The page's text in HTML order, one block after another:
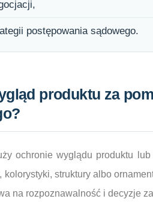
postępowania sądowego.
produktu za
ochronie wyglądu produktu
kolorystyki, struktury albo
na rozpoznawalność i decyzje